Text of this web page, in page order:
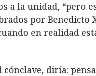
a la unidad, “pero
por
en realidad
diría: